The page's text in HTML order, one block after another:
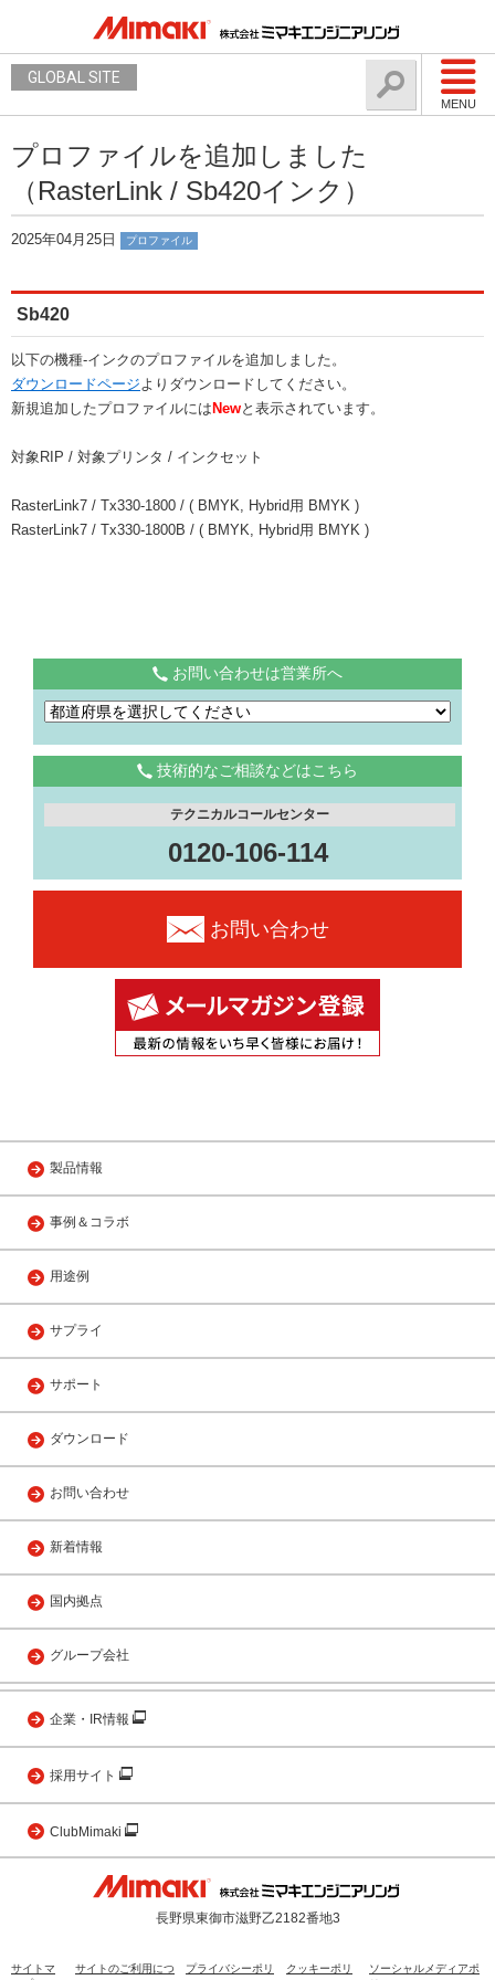
MENU
GLOBAL SITE
プロファイルを追加しました
（RasterLink / Sb420インク）
2025年04月25日 プロファイル
Sb420
以下の機種-インクのプロファイルを追加しました。
ダウンロードページよりダウンロードしてください。
新規追加したプロファイルには Newと表示されています。
対象RIP / 対象プリンタ / インクセット
RasterLink7 / Tx330-1800 / ( BMYK, Hybrid用 BMYK )
RasterLink7 / Tx330-1800B / ( BMYK, Hybrid用 BMYK )
お問い合わせは営業所へ
技術的なご相談などはこちら
テクニカルコールセンター
0120-106-114
お問い合わせ
製品情報
事例＆コラボ
用途例
サプライ
サポート
ダウンロード
お問い合わせ
新着情報
国内拠点
グループ会社
企業・IR情報
採用サイト
ClubMimaki
長野県東御市滋野乙2182番地3
サイトマ
サイトのご利用につ
プライバシーポリ
クッキーポリ
ソーシャルメディアポ